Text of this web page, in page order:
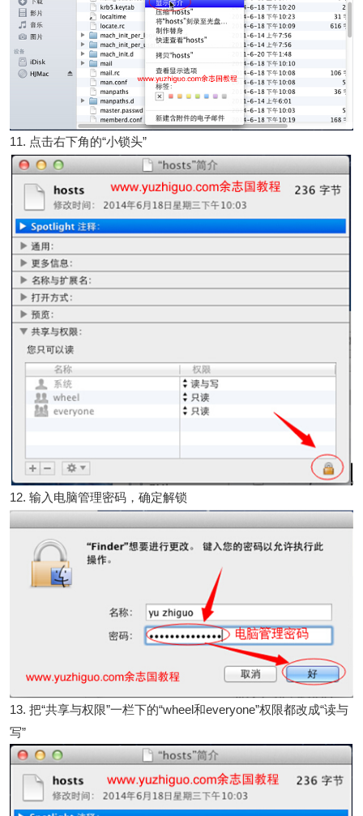
11. 点击右下角的“小锁头”
12. 输入电脑管理密码，确定解锁
13. 把“共享与权限”一栏下的“wheel和everyone”权限都改成“读与
写”